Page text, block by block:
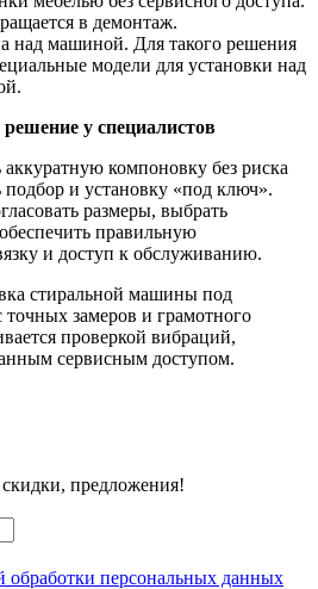
в демонтаж.
над машиной. Для такого решения
модели для установки над
у специалистов
компоновку без риска
подбор и установку «под ключ».
размеры, выбрать
правильную
и доступ к обслуживанию.
стиральной машины под
точных замеров и грамотного
проверкой вибраций,
сервисным доступом.
предложения!
обработки персональных данных